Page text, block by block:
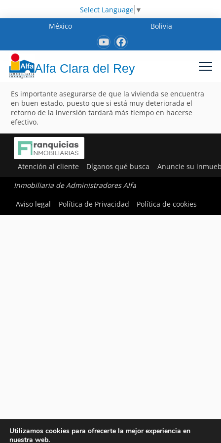
Select Language ▼
México
Bolivia
Alfa Clara del Rey
Es importante asegurarse de que la vivienda se encuentra
en buen estado, puesto que si está muy deteriorada el
retorno de la inversión tardará más tiempo en hacerse
efectivo.
Atención al cliente Díganos qué busca Anuncie su
Inmobiliaria de Administradores Alfa
Aviso legal
Política de Privacidad Política de cookies
Utilizamos cookies para ofrecerte la mejor experiencia en
nuestra web.